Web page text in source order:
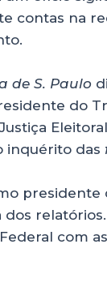
contas na
de S. Paulo
do
inquérito das
com